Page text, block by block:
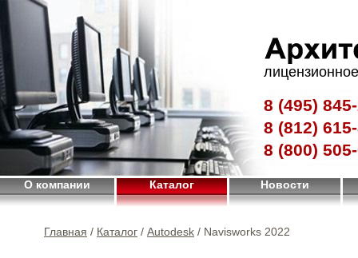
8 (495)
8 (812)
8 (800)
О компании Каталог Новости
Главная / Каталог / Autodesk / Navisworks 2022